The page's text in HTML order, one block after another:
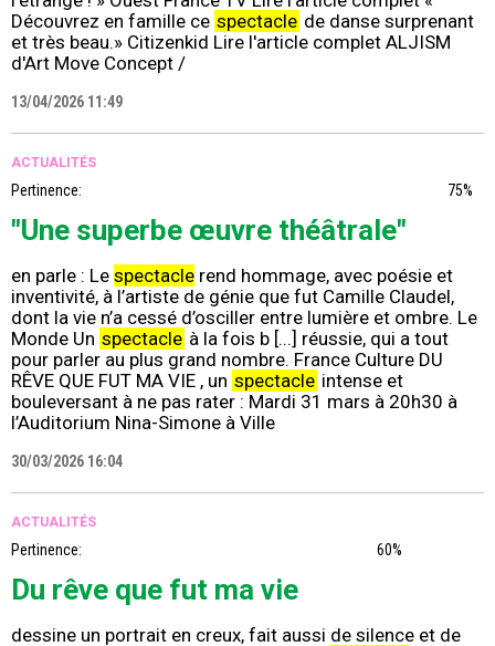
Découvrez en famille ce spectacle de danse surprenant
et très beau.» Citizenkid Lire l'article complet ALJISM
d'Art Move Concept /
13/04/2026 11:49
ACTUALITÉS
Pertinence: 75%
"Une superbe œuvre théâtrale"
en parle : Le spectacle rend hommage, avec poésie et
inventivité, à l’artiste de génie que fut Camille Claudel,
dont la vie n’a cessé d’osciller entre lumière et ombre. Le
Monde Un spectacle à la fois b [...] réussie, qui a tout
pour parler au plus grand nombre. France Culture DU
RÊVE QUE FUT MA VIE , un spectacle intense et
bouleversant à ne pas rater : Mardi 31 mars à 20h30 à
l’Auditorium Nina-Simone à Ville
30/03/2026 16:04
ACTUALITÉS
Pertinence: 60%
Du rêve que fut ma vie
dessine un portrait en creux, fait aussi de silence et de